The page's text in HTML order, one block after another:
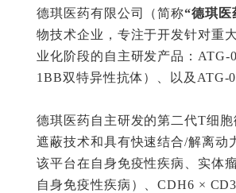
德琪医药有限公司（简称“德琪医
物技术企业，专注于开发针对重
业化阶段的自主研发产品：
1BB双特异性抗体）、以及ATG-
德琪医药自主研发的第二代T细
遮蔽技术和具有快速结合/解离动
该平台在自身免疫性疾病、实体
自身免疫性疾病）、CDH6 ×